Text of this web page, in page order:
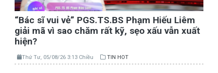
“Bác sĩ vui vẻ” PGS.TS.BS Phạm Hiếu Liêm
giải mã vì sao chăm rất kỹ, sẹo xấu vẫn xuất
hiện?
Thứ Tư, 05/08/26 3:13 Chiều TIN HOT